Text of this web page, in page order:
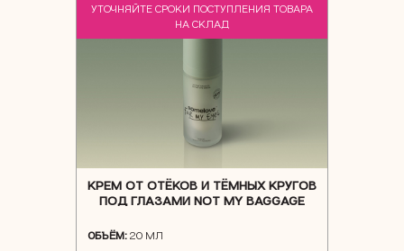
NEW
УТОЧНЯЙТЕ СРОКИ ПОСТУПЛЕНИЯ ТОВАРА
НА СКЛАД
КРЕМ ОТ ОТЁКОВ И ТЁМНЫХ КРУГОВ
ПОД ГЛАЗАМИ NOT MY BAGGAGE
ОБЪЁМ: 20 МЛ